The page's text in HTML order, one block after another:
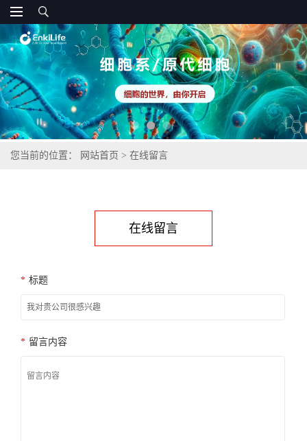
您当前的位置： 网站首页 > 在线留言
在线留言
* 标题
* 留言内容